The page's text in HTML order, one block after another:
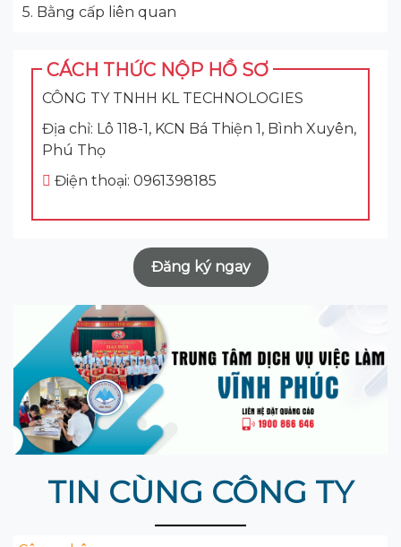
5. Bằng cấp liên quan
CÁCH THỨC NỘP HỒ SƠ
CÔNG TY TNHH KL TECHNOLOGIES
Địa chỉ: Lô 118-1, KCN Bá Thiện 1, Bình Xuyên,
Phú Thọ
Điện thoại: 0961398185
Đăng ký ngay
TIN CÙNG CÔNG TY